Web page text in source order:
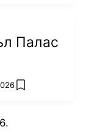
Палас
add favorites